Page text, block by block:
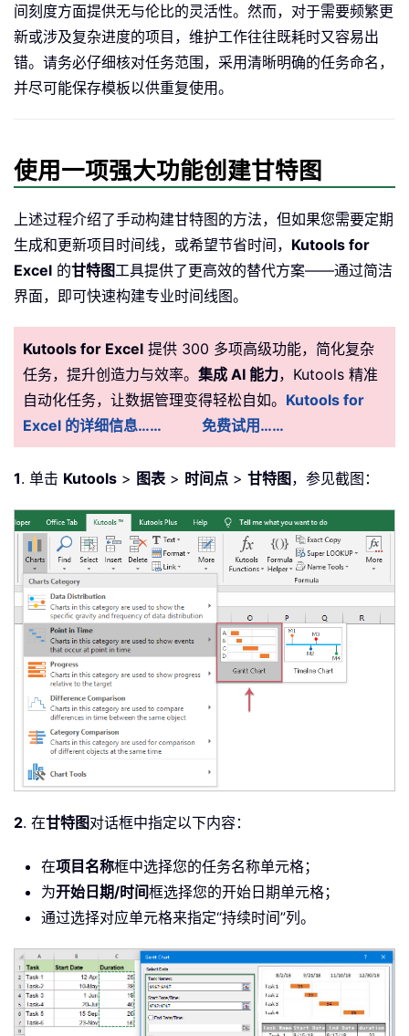
间刻度方面提供无与伦比的灵活性。然而，对于需要频繁更
新或涉及复杂进度的项目，维护工作往往既耗时又容易出
错。请务必仔细核对任务范围，采用清晰明确的任务命名，
并尽可能保存模板以供重复使用。
使用一项强大功能创建甘特图
上述过程介绍了手动构建甘特图的方法，但如果您需要定期
生成和更新项目时间线，或希望节省时间， Kutools for
Excel 的甘特图工具提供了更高效的替代方案——通过简洁
界面，即可快速构建专业时间线图。
Kutools for Excel 提供 300 多项高级功能，简化复杂
任务，提升创造力与效率。 集成 AI 能力，Kutools 精准
自动化任务，让数据管理变得轻松自如。 Kutools for
Excel 的详细信息……
免费试用……
1. 单击 Kutools > 图表> 时间点 > 甘特图 ，参见截图：
2. 在甘特图对话框中指定以下内容：
在项目名称框中选择您的任务名称单元格；
为开始日期/时间框选择您的开始日期单元格；
通过选择对应单元格来指定“持续时间”列。